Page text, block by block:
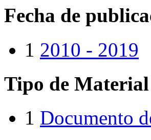
Fecha de
1 2010 - 2019
Tipo de Material
1 Documento